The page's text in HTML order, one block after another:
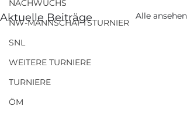
NACHWUCHS
NW-MANNSCHAFTSTURNIER
SNL
WEITERE TURNIERE
TURNIERE
ÖM
Aktuelle Beiträge Alle ansehen